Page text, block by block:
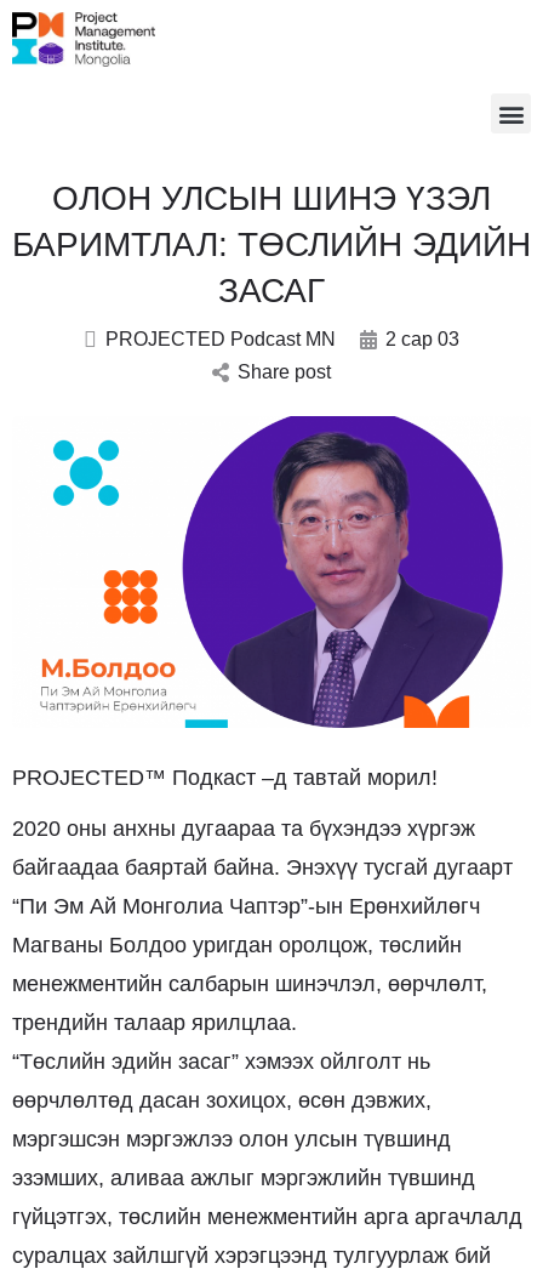
ОЛОН УЛСЫН ШИНЭ ҮЗЭЛ
БАРИМТЛАЛ: ТӨСЛИЙН ЭДИЙН
ЗАСАГ
PROJECTED Podcast MN
2 сар 03
Share post
PROJECTED™ Подкаст –д тавтай морил!
2020 оны анхны дугаараа та бүхэндээ хүргэж
байгаадаа баяртай байна. Энэхүү тусгай дугаарт
“Пи Эм Ай Монголиа Чаптэр”-ын Ерөнхийлөгч
Магваны Болдоо уригдан оролцож, төслийн
менежментийн салбарын шинэчлэл, өөрчлөлт,
трендийн талаар ярилцлаа.
“Төслийн эдийн засаг” хэмээх ойлголт нь
өөрчлөлтөд дасан зохицох, өсөн дэвжих,
мэргэшсэн мэргэжлээ олон улсын түвшинд
эзэмших, аливаа ажлыг мэргэжлийн түвшинд
гүйцэтгэх, төслийн менежментийн арга аргачлалд
суралцах зайлшгүй хэрэгцээнд тулгуурлаж бий